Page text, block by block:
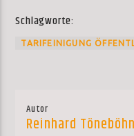
Schlagworte:
TARIFEINIGUNG
Autor
Reinhard Töneböhn